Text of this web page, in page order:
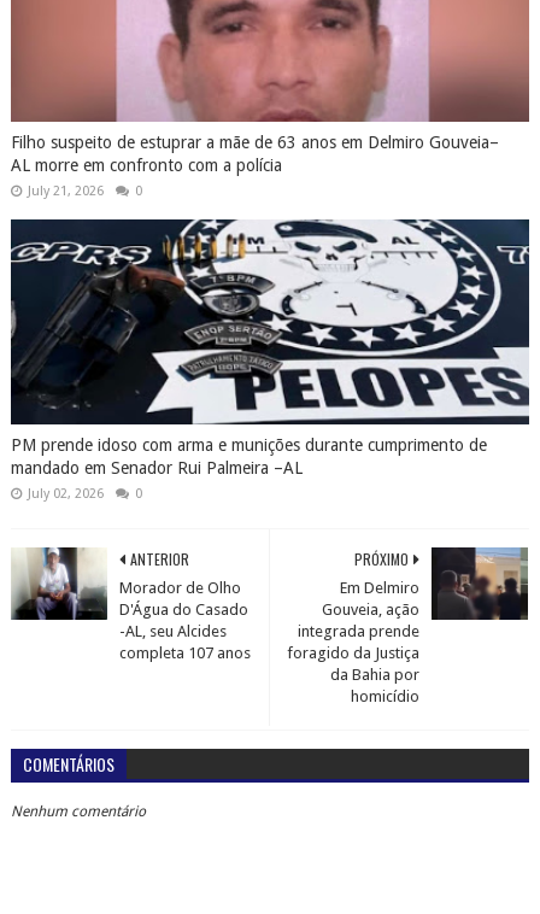
Filho suspeito de estuprar a mãe de 63 anos em Delmiro Gouveia–
AL morre em confronto com a polícia
July 21, 2026 0
PM prende idoso com arma e munições durante cumprimento de
mandado em Senador Rui Palmeira –AL
July 02, 2026 0
PRÓXIMO
Em Delmiro
Gouveia, ação
integrada prende
foragido da Justiça
da Bahia por
homicídio
ANTERIOR
Morador de Olho
D'Água do Casado
-AL, seu Alcides
completa 107 anos
COMENTÁRIOS
Nenhum comentário